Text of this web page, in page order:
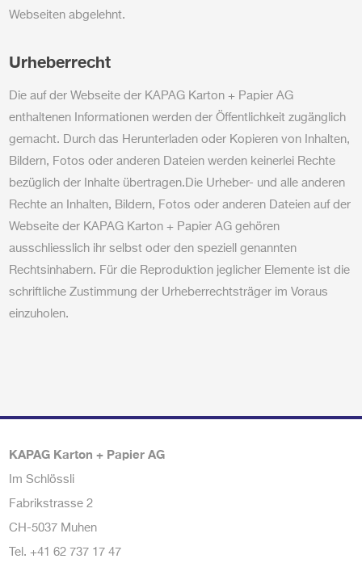
Webseiten abgelehnt.
Urheberrecht
Die auf der Webseite der KAPAG Karton + Papier AG
enthaltenen Informationen werden der Öffentlichkeit zugänglich
gemacht. Durch das Herunterladen oder Kopieren von Inhalten,
Bildern, Fotos oder anderen Dateien werden keinerlei Rechte
bezüglich der Inhalte übertragen.Die Urheber- und alle anderen
Rechte an Inhalten, Bildern, Fotos oder anderen Dateien auf der
Webseite der KAPAG Karton + Papier AG gehören
ausschliesslich ihr selbst oder den speziell genannten
Rechtsinhabern. Für die Reproduktion jeglicher Elemente ist die
schriftliche Zustimmung der Urheberrechtsträger im Voraus
einzuholen.
KAPAG Karton + Papier AG
Im Schlössli
Fabrikstrasse 2
CH-5037 Muhen
Tel. +41 62 737 17 47